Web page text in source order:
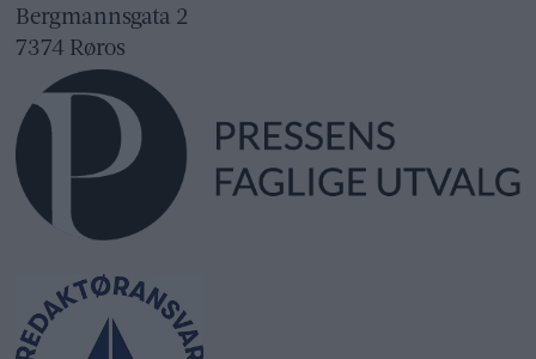
Bergmannsgata 2
7374 Røros